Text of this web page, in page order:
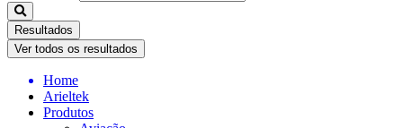
Resultados
Ver todos os resultados
Home
Arieltek
Produtos